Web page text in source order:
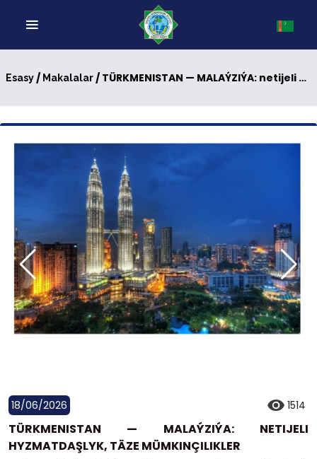
Esasy/ Makalalar/ TÜRKMENISTAN — MALAÝZIÝA: netijeli hyzmatdaşlyk, täze mümkinçilikler
18/06/2026 1514
TÜRKMENISTAN — MALAÝZIÝA: NETIJELI
HYZMATDAŞLYK, TÄZE MÜMKINÇILIKLER